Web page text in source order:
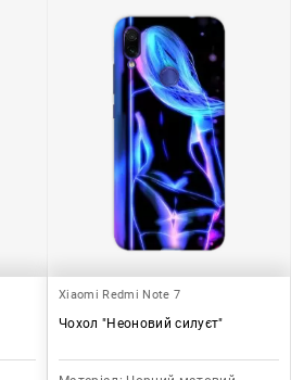
Xiaomi Redmi Note 7
Чохол "Неоновий силуєт"